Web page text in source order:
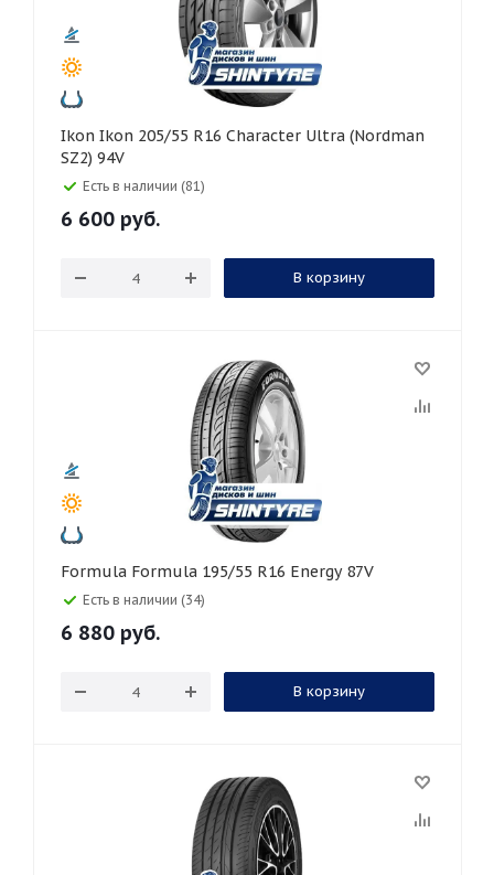
Ikon Ikon 205/55 R16 Character Ultra (Nordman
SZ2) 94V
Есть в наличии (81)
6 600 руб.
В корзину
Formula Formula 195/55 R16 Energy 87V
Есть в наличии (34)
6 880 руб.
В корзину